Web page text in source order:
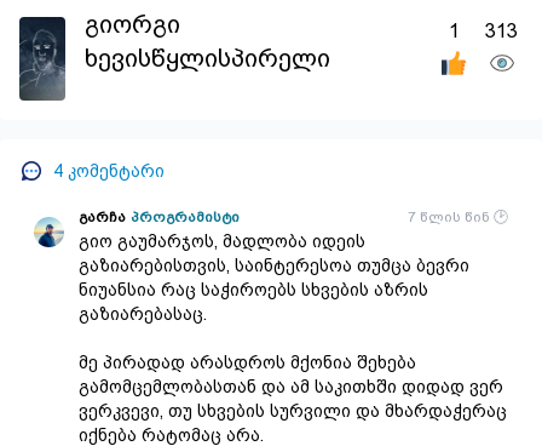
გიორგი
ხევისწყლისპირელი
1 313
4 კომენტარი
გარჩა პროგრამისტი 7 წლის წინ
გიო გაუმარჯოს, მადლობა იდეის
გაზიარებისთვის, საინტერესოა თუმცა ბევრი
ნიუანსია რაც საჭიროებს სხვების აზრის
გაზიარებასაც.
მე პირადად არასდროს მქონია შეხება
გამომცემლობასთან და ამ საკითხში დიდად ვერ
ვერკვევი, თუ სხვების სურვილი და მხარდაჭერაც
იქნება რატომაც არა.